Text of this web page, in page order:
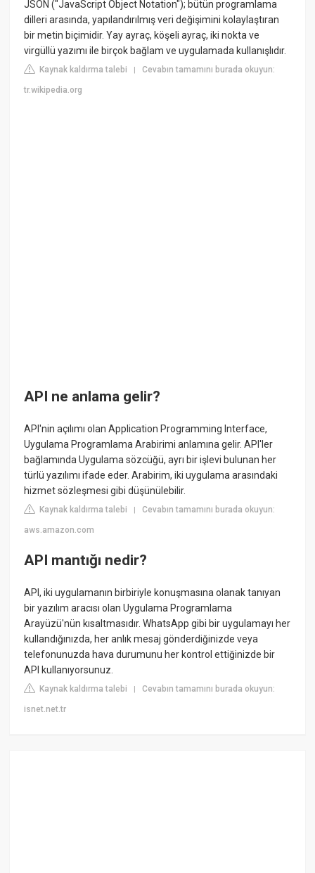
JSON ("JavaScript Object Notation"); bütün programlama
dilleri arasında, yapılandırılmış veri değişimini kolaylaştıran
bir metin biçimidir. Yay ayraç, köşeli ayraç, iki nokta ve
virgüllü yazımı ile birçok bağlam ve uygulamada kullanışlıdır.
Kaynak kaldırma talebi |Cevabın tamamını burada okuyun:
tr.wikipedia.org
API ne anlama gelir?
API'nin açılımı olan Application Programming Interface,
Uygulama Programlama Arabirimi anlamına gelir. API'ler
bağlamında Uygulama sözcüğü, ayrı bir işlevi bulunan her
türlü yazılımı ifade eder. Arabirim, iki uygulama arasındaki
hizmet sözleşmesi gibi düşünülebilir.
Kaynak kaldırma talebi |Cevabın tamamını burada okuyun:
aws.amazon.com
API mantığı nedir?
API, iki uygulamanın birbiriyle konuşmasına olanak tanıyan
bir yazılım aracısı olan Uygulama Programlama
Arayüzü'nün kısaltmasıdır. WhatsApp gibi bir uygulamayı her
kullandığınızda, her anlık mesaj gönderdiğinizde veya
telefonunuzda hava durumunu her kontrol ettiğinizde bir
API kullanıyorsunuz.
Kaynak kaldırma talebi |Cevabın tamamını burada okuyun:
isnet.net.tr